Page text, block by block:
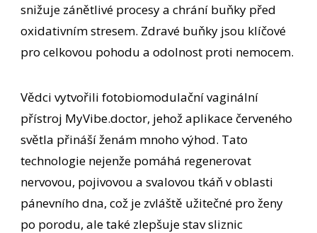
snižuje zánětlivé procesy a chrání buňky před
oxidativním stresem. Zdravé buňky jsou klíčové
pro celkovou pohodu a odolnost proti nemocem.
Vědci vytvořili fotobiomodulační vaginální
přístroj MyVibe.doctor, jehož aplikace červeného
světla přináší ženám mnoho výhod. Tato
technologie nejenže pomáhá regenerovat
nervovou, pojivovou a svalovou tkáň v oblasti
pánevního dna, což je zvláště užitečné pro ženy
po porodu, ale také zlepšuje stav sliznic